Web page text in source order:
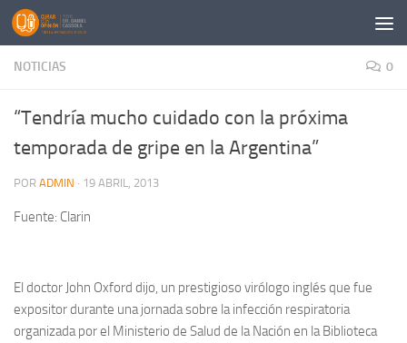
Saltar al contenido
NOTICIAS 0
“Tendría mucho cuidado con la próxima
temporada de gripe en la Argentina”
POR ADMIN · 19 ABRIL, 2013
Fuente: Clarin
El doctor John Oxford dijo, un prestigioso virólogo inglés que fue
expositor durante una jornada sobre la infección respiratoria
organizada por el Ministerio de Salud de la Nación en la Biblioteca